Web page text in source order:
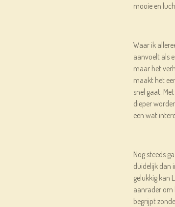
mooie en
Waar ik
aanvoelt als
maar het
maakt het
snel gaat.
dieper
een wat
Nog steeds
duidelijk dan
gelukkig kan
aanrader om
begrijpt